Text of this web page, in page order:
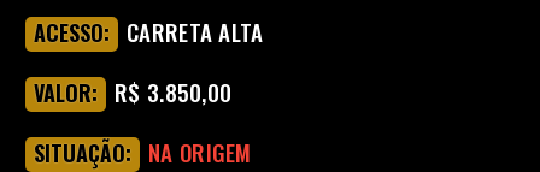
ACESSO: CARRETA ALTA
VALOR: R$ 3.850,00
SITUAÇÃO: NA ORIGEM